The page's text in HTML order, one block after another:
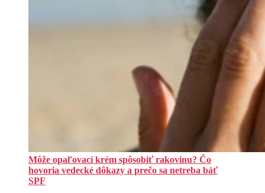
Môže opaľovací krém spôsobiť rakovinu? Čo
hovoria vedecké dôkazy a prečo sa netreba báť
SPF